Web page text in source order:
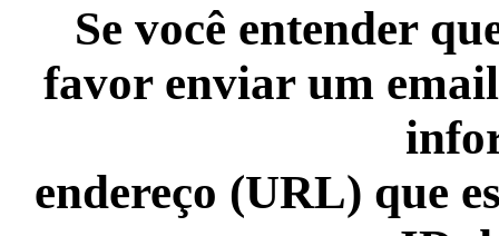
Se você entender
favor enviar um
endereço (URL) que